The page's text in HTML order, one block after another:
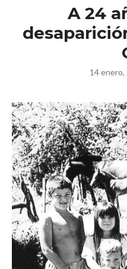
A 24
14 enero,